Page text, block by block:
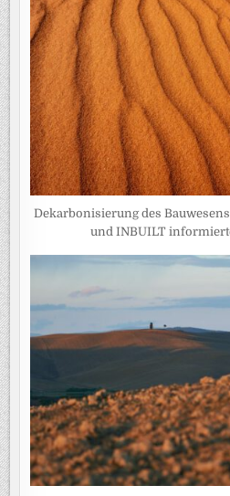
Dekarbonisierung des
und INBUILT